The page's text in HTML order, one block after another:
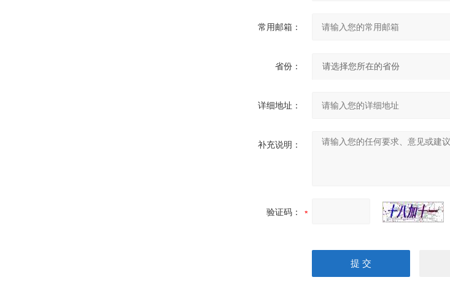
常用邮箱：
省份：
详细地址：
补充说明：
验证码：